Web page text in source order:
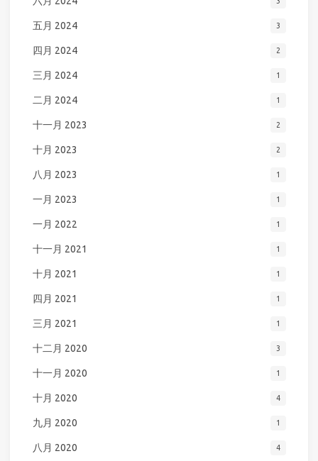
五月 2024 3
四月 2024 2
三月 2024 1
二月 2024 1
十一月 2023 2
十月 2023 2
八月 2023 1
一月 2023 1
一月 2022 1
十一月 2021 1
十月 2021 1
四月 2021 1
三月 2021 1
十二月 2020 3
十一月 2020 1
十月 2020 4
九月 2020 1
八月 2020 4